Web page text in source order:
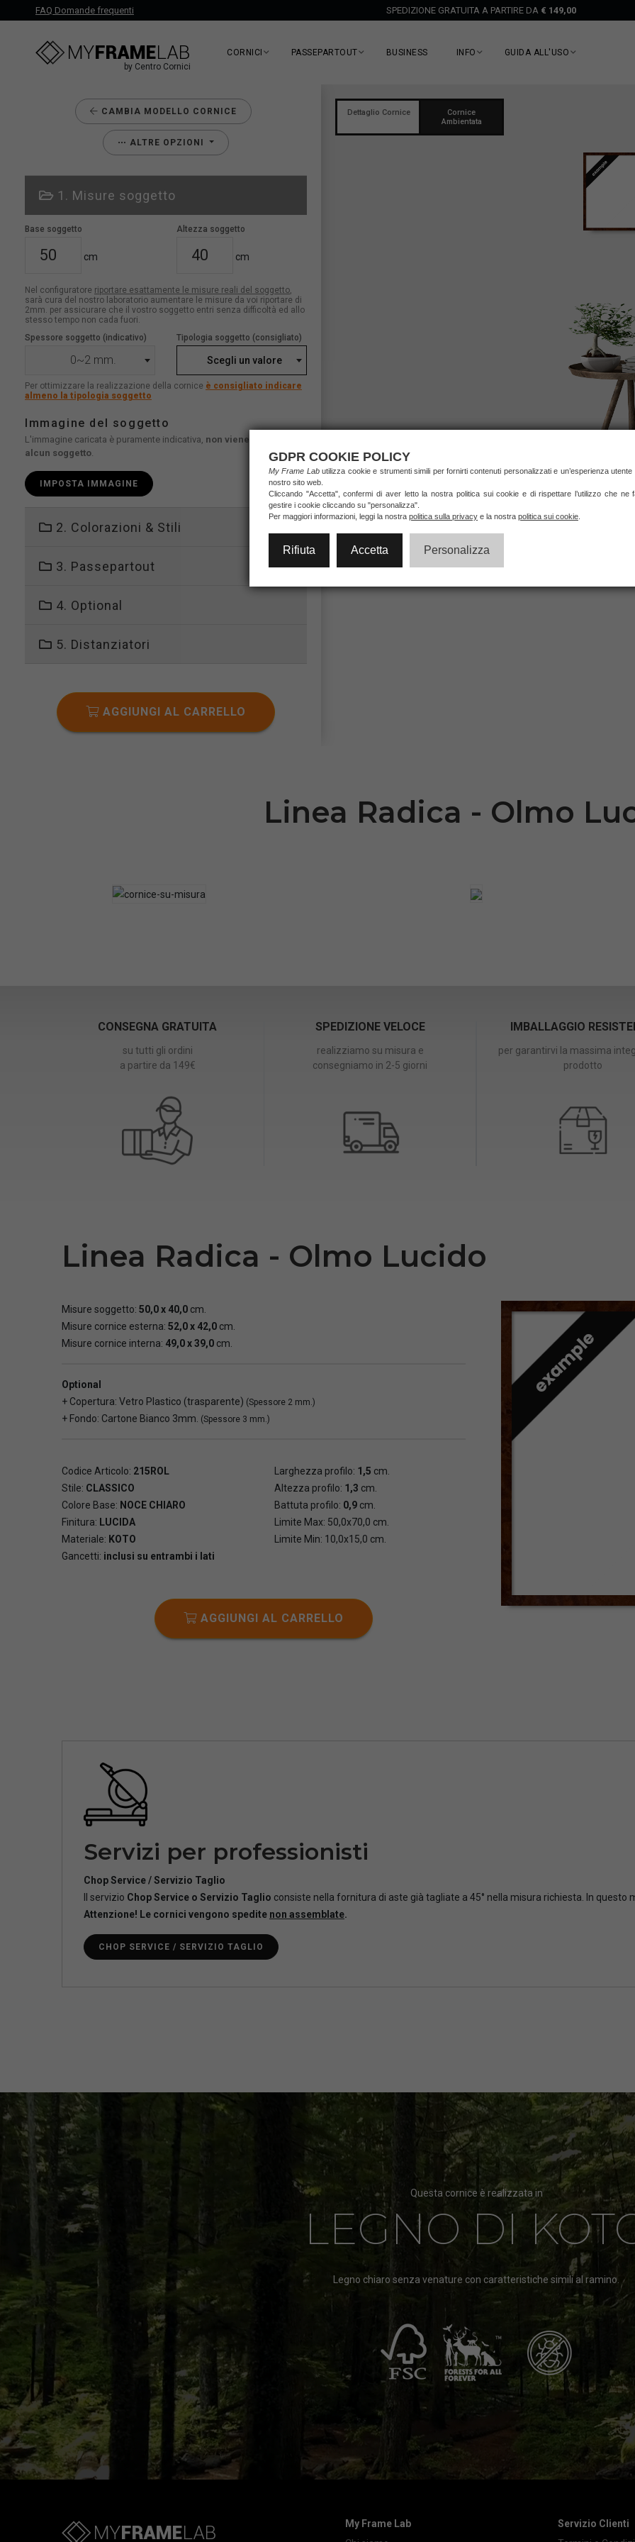
FAQ Domande frequenti SPEDIZIONE GRATUITA A PARTIRE DA € 149,00
by Centro Cornici
CORNICI PASSEPARTOUT BUSINESS INFO GUIDA ALL'USO
CAMBIA MODELLO CORNICE
ALTRE OPZIONI
1. Misure soggetto
Base soggetto
cm
Altezza soggetto
cm
Nel configuratore riportare esattamente le misure reali del soggetto,
sarà cura del nostro laboratorio aumentare le misure da voi riportare di
2mm. per assicurare che il vostro soggetto entri senza difficoltà ed allo
stesso tempo non cada fuori.
Spessore soggetto (indicativo)
0~2 mm.
Tipologia soggetto (consigliato)
Scegli un valore
Per ottimizzare la realizzazione della cornice è consigliato indicare
almeno la tipologia soggetto
Immagine del soggetto
L'immagine caricata è puramente indicativa, non viene stampato
alcun soggetto.
IMPOSTA IMMAGINE
2. Colorazioni & Stili
3. Passepartout
4. Optional
5. Distanziatori
AGGIUNGI AL CARRELLO
Dettaglio Cornice
Cornice
Ambientata
Linea Radica - Olmo
CONSEGNA GRATUITA
su tutti gli ordini
a partire da 149€
SPEDIZIONE VELOCE
realizziamo su misura e
consegniamo in 2-5 giorni
IMBALLAGGIO
per garantirvi la massima
prodotto
Linea Radica - Olmo Lucido
Misure soggetto: 50,0 x 40,0 cm.
Misure cornice esterna: 52,0 x 42,0 cm.
Misure cornice interna: 49,0 x 39,0 cm.
Optional
+ Copertura: Vetro Plastico (trasparente) (Spessore 2 mm.)
+ Fondo: Cartone Bianco 3mm. (Spessore 3 mm.)
Codice Articolo: 215ROL
Stile: CLASSICO
Colore Base: NOCE CHIARO
Finitura: LUCIDA
Materiale: KOTO
Gancetti: inclusi su entrambi i lati
Larghezza profilo: 1,5 cm.
Altezza profilo: 1,3 cm.
Battuta profilo: 0,9 cm.
Limite Max: 50,0x70,0 cm.
Limite Min: 10,0x15,0 cm.
AGGIUNGI AL CARRELLO
Servizi per professionisti
Chop Service / Servizio Taglio
Il servizio Chop Service o Servizio Taglio consiste nella fornitura di aste già tagliate a 45° nella misura richiesta. In questo
Attenzione! Le cornici vengono spedite non assemblate.
CHOP SERVICE / SERVIZIO TAGLIO
Questa cornice è realizzata in
LEGNO DI
Legno chiaro senza venature con caratteristiche simili al ramino.
My Frame Lab
Servizio Clienti
GDPR COOKIE POLICY
My Frame Labutilizza cookie e strumenti simili per fornirti contenuti personalizzati e un’esperienza utente
nostro sito web.
Cliccando "Accetta", confermi di aver letto la nostra politica sui cookie e di rispettare l’utilizzo che ne
gestire i cookie cliccando su "personalizza".
Per maggiori informazioni, leggi la nostra politica sulla privacy e la nostra politica sui cookie
Rifiuta Accetta Personalizza